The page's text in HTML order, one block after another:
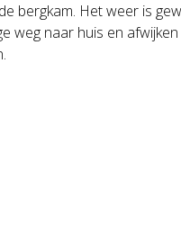
Het weer is
weg naar huis en